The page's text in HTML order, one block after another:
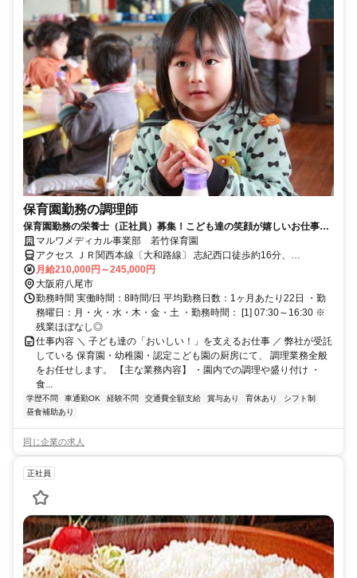
保育園勤務の調理師
保育園勤務の栄養士（正社員）募集！こども達の笑顔が嬉しいお仕事で
す。【要調理師免許】
マルワメディカル事業部 若竹保育園
アクセス ＪＲ関西本線〔大和路線〕 志紀西口徒歩約16分、
OsakaMetro谷町線 八尾南2番口徒歩約28分
月給210,000円～245,000円
大阪府八尾市
勤務時間 実働時間：8時間/日 平均勤務日数：1ヶ月あたり22日 ・勤
務曜日：月・火・水・木・金・土 ・勤務時間： [1] 07:30～16:30 ※
残業ほぼなし◎
仕事内容 ＼ 子ども達の「おいしい！」を支えるお仕事 ／ 弊社が受託
している 保育園・幼稚園・認定こども園の厨房にて、 調理業務全般
をお任せします。 【主な業務内容】 ・園内での調理や盛り付け ・
食...
学歴不問 車通勤OK 経験不問 交通費全額支給 賞与あり 育休あり
シフト制
昼食補助あり
同じ企業の求人
正社員